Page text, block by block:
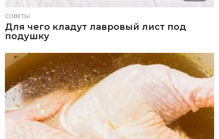
СОВЕТЫ
Для чего кладут лавровый лист под
подушку